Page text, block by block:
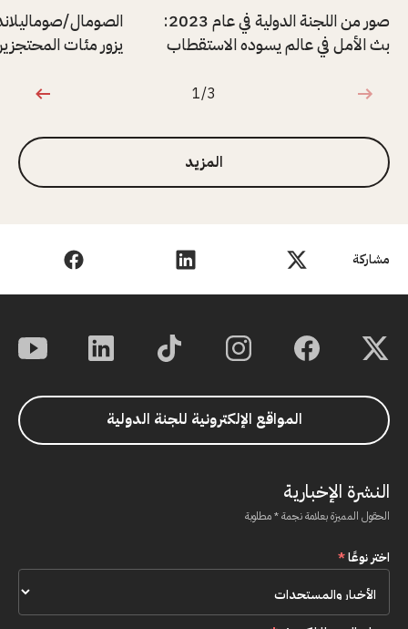
مشاركة
صور من اللجنة الدولية في عام 2023:
بث الأمل في عالم يسوده الاستقطاب
الصومال/
يزور مئات
1 من 3
1/3
المزيد
المواقع الإلكترونية للجنة الدولية
النشرة الإخبارية
الحقول المميزة بعلامة نجمة * مطلوبة
اختر نوعًا*